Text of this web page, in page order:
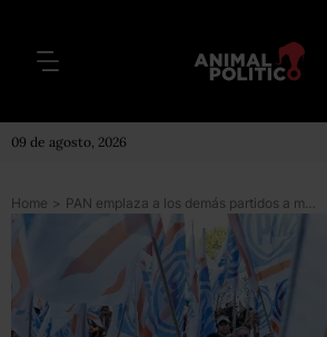
09 de agosto, 2026
Home > PAN emplaza a los demás partidos a mostrar sus padrones de militantes